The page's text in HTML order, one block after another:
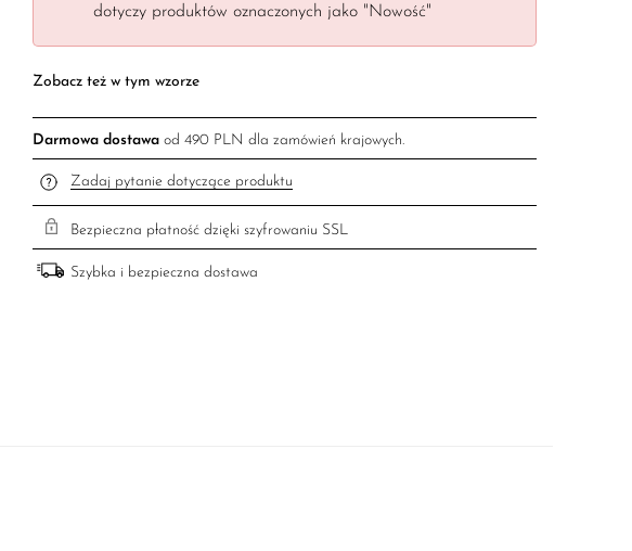
dotyczy produktów oznaczonych jako "Nowość"
Zobacz też w tym wzorze
Darmowa dostawa od 490 PLN dla zamówień krajowych.
Zadaj pytanie dotyczące produktu
Bezpieczna płatność dzięki szyfrowaniu SSL
Szybka i bezpieczna dostawa